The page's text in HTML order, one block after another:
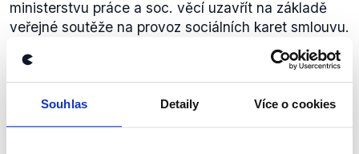
Souhlas Detaily Více o cookies
EUR, což v praxi znamená, že na jednoho obyvatele
SR přichází cca 281 EUR (
dle slovenského statistického úřadu k 30. září 2011).
Polsko oznámilo, že půjčkuposkytne(zdroj v
polštině
) již v prosinci a to ve výši 6, 3 mld. EUR,
ministerstvu práce a soc. věcí uzavřít na základě
veřejné soutěže na provoz sociálních karet smlouvu.
Problémem bylo, že ministerstvo nepoužilo zadávací
řízení podle §21 zákona o veřejných zakázkách. O
veřejnou zakázku podle ministerstva nejde proto, že
systém nebude provozován za úplatu.